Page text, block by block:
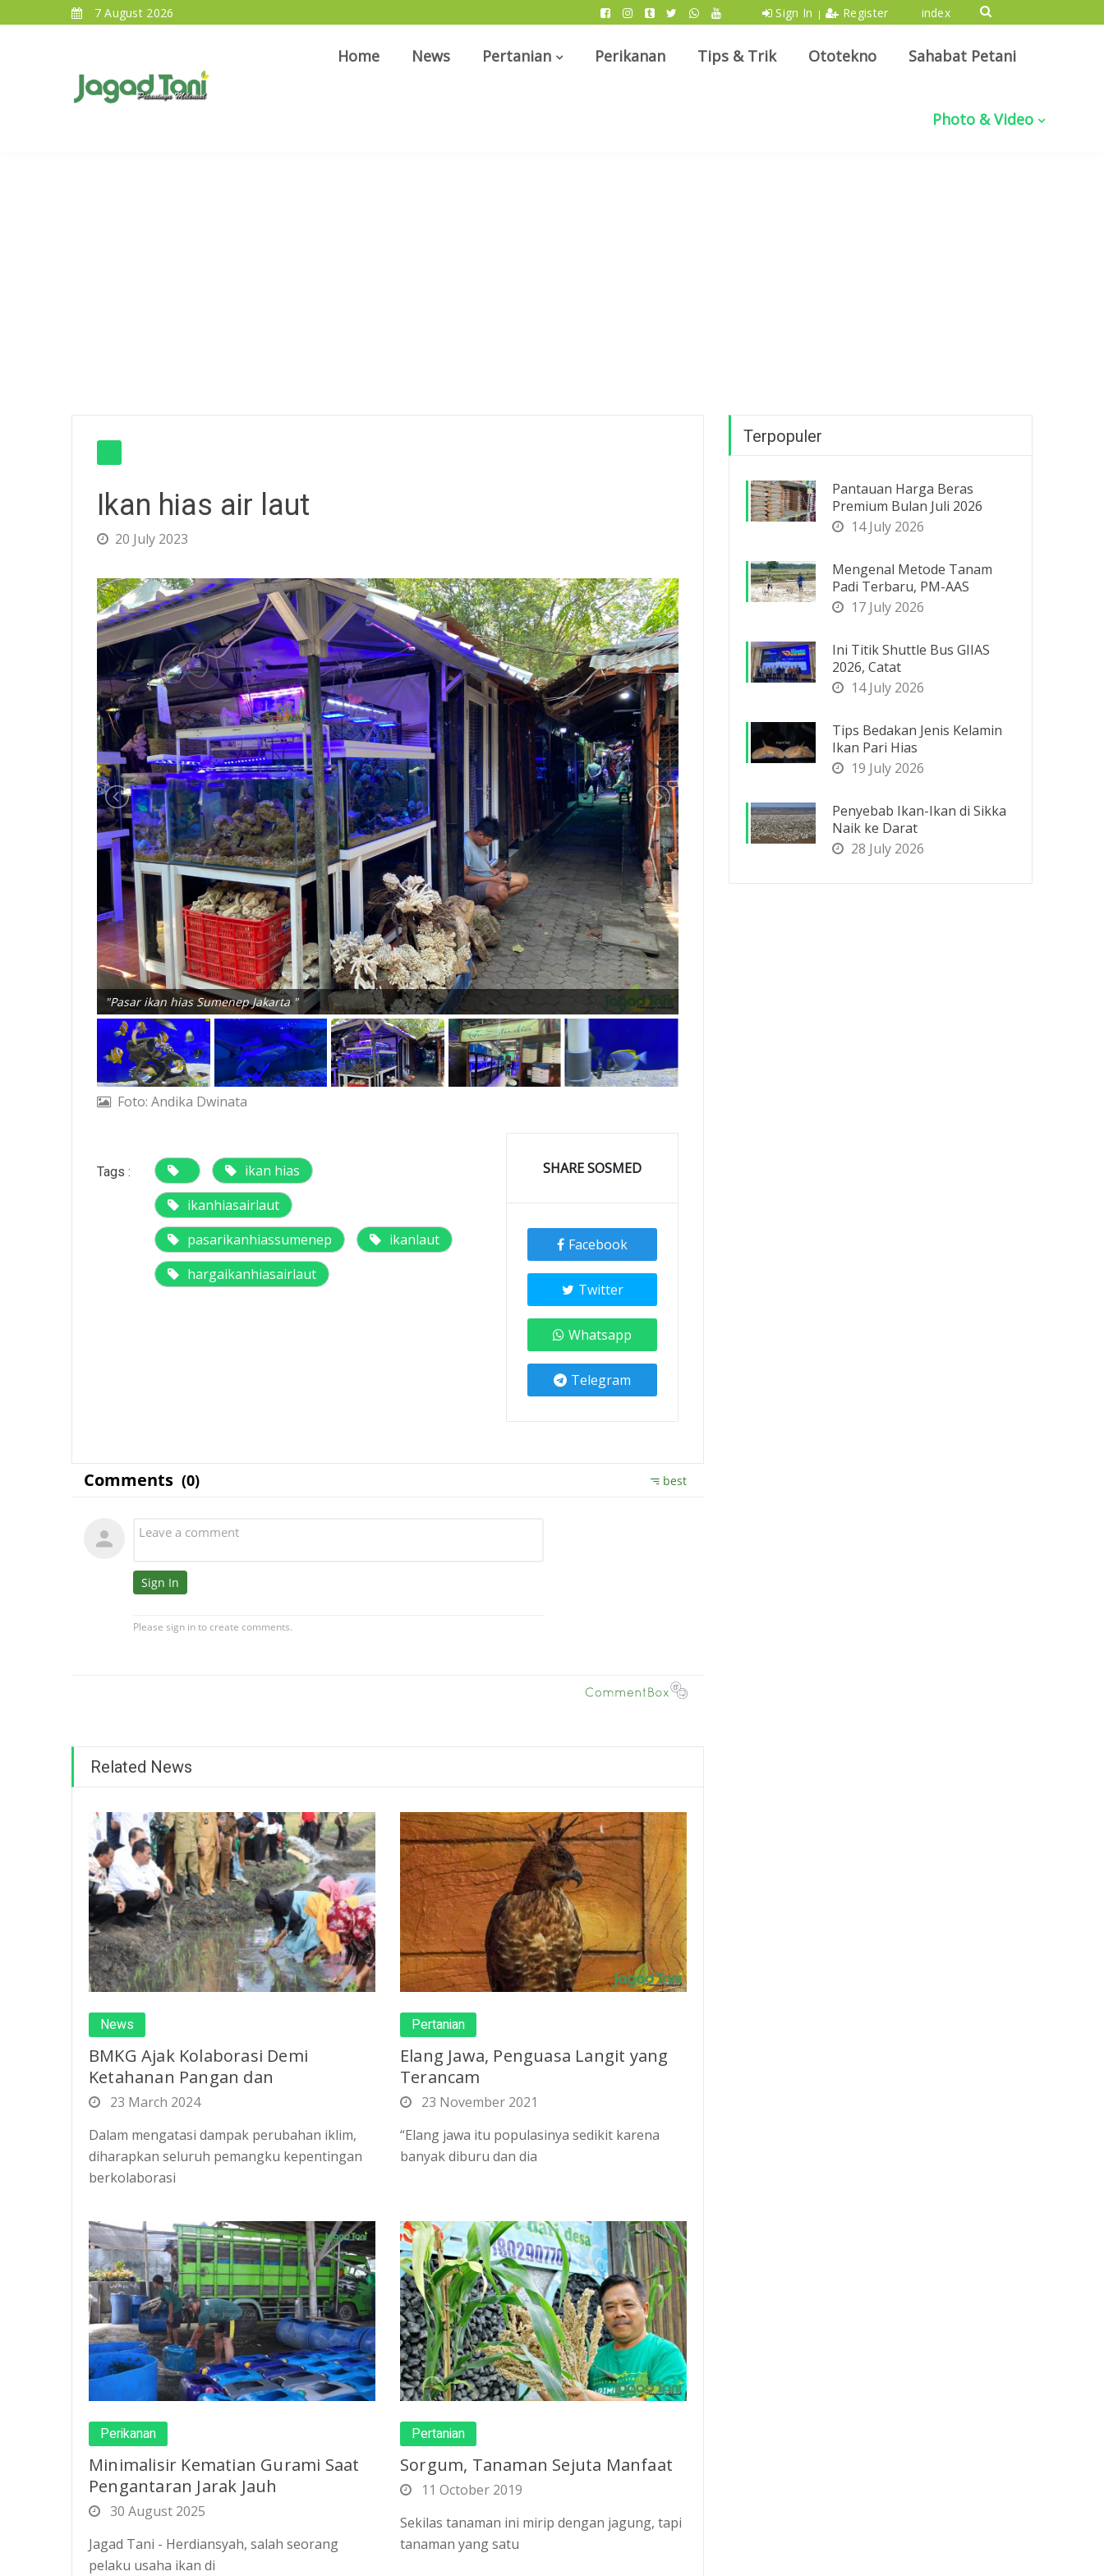
7 August 2026 Sign In | Register index
Home News Pertanian Perikanan Tips & Trik Ototekno Sahabat Petani
Photo & Video
Ikan hias air laut
20 July 2023
"Pasar ikan hias Sumenep Jakarta "
Foto: Andika Dwinata
SHARE SOSMED
Facebook
Twitter
Whatsapp
Telegram
Tags :
ikan hias
ikanhiasairlaut
pasarikanhiassumenep
ikanlaut
hargaikanhiasairlaut
Related News
News
BMKG Ajak Kolaborasi Demi
Ketahanan Pangan dan
23 March 2024
Dalam mengatasi dampak perubahan iklim,
diharapkan seluruh pemangku kepentingan
berkolaborasi
Pertanian
Elang Jawa, Penguasa Langit yang
Terancam
23 November 2021
“Elang jawa itu populasinya sedikit karena
banyak diburu dan dia
Perikanan
Minimalisir Kematian Gurami Saat
Pengantaran Jarak Jauh
30 August 2025
Jagad Tani - Herdiansyah, salah seorang
pelaku usaha ikan di
Pertanian
Sorgum, Tanaman Sejuta Manfaat
11 October 2019
Sekilas tanaman ini mirip dengan jagung, tapi
tanaman yang satu
Terpopuler
Pantauan Harga Beras
Premium Bulan Juli 2026
14 July 2026
Mengenal Metode Tanam
Padi Terbaru, PM-AAS
17 July 2026
Ini Titik Shuttle Bus GIIAS
2026, Catat
14 July 2026
Tips Bedakan Jenis Kelamin
Ikan Pari Hias
19 July 2026
Penyebab Ikan-Ikan di Sikka
Naik ke Darat
28 July 2026